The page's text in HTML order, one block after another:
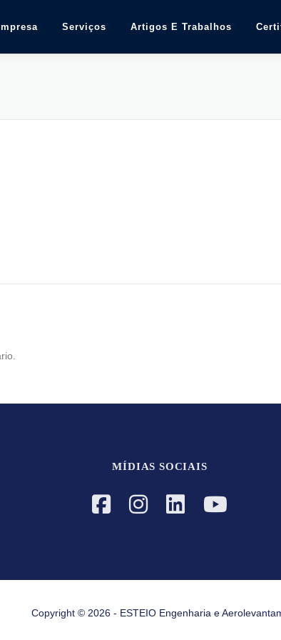
Serviços Artigos E Trabalhos
MÍDIAS SOCIAIS
Copyright © 2026 - ESTEIO Engenharia e